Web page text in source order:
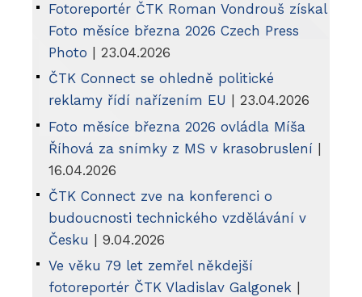
Fotoreportér ČTK Roman Vondrouš získal
Foto měsíce března 2026 Czech Press
Photo | 23.04.2026
ČTK Connect se ohledně politické
reklamy řídí nařízením EU | 23.04.2026
Foto měsíce března 2026 ovládla Míša
Říhová za snímky z MS v krasobruslení |
16.04.2026
ČTK Connect zve na konferenci o
budoucnosti technického vzdělávání v
Česku | 9.04.2026
Ve věku 79 let zemřel někdejší
fotoreportér ČTK Vladislav Galgonek